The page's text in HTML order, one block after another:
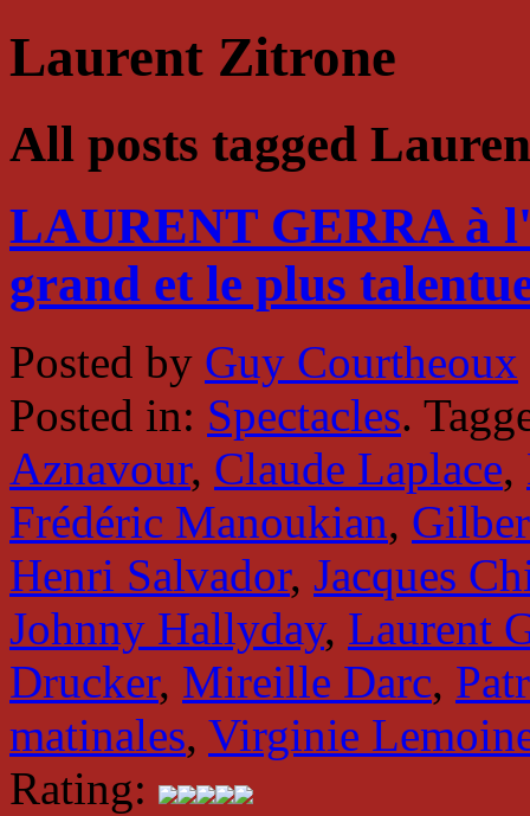
Laurent Zitrone
All posts tagged
LAURENT GERRA à
grand et le plus
Posted by Guy Courtheoux
Posted in: Spectacles.
Aznavour, Claude Laplace,
Frédéric Manoukian,
Henri Salvador, Jacques
Johnny Hallyday, Laurent
Drucker, Mireille Darc,
matinales, Virginie
Rating: